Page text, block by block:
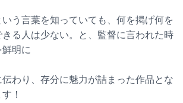
う言葉を知っていても、何を掲げ何を
る人は少ない。と、監督に言われた時
明に
わり、存分に魅力が詰まった作品とな
！